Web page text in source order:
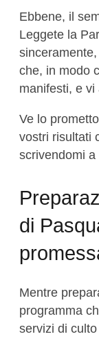
Ebbene, il
Leggete la
che, in modo
manifesti, e
Ve lo
vostri risultati
scrivendomi a
di
Mentre
programma
servizi di